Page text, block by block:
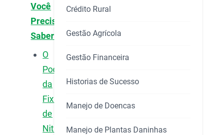
Você
Precisa
Saber
O
Poder
da
Fixação
de
Nitrogênio
Crédito Rural
Gestão Agrícola
Gestão Financeira
Historias de Sucesso
Manejo de Doencas
Manejo de Plantas Daninhas